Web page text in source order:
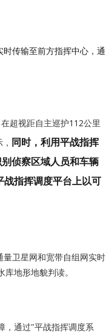
在超视距自主巡护112公里
同时，利用平战指挥
侦察区域人员和车辆
战指挥调度平台上以可
地形地貌判读。